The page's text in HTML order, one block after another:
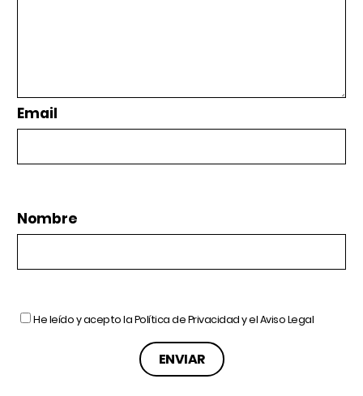
Email
Nombre
He leído y acepto laPolítica de Privacidady elAviso Legal